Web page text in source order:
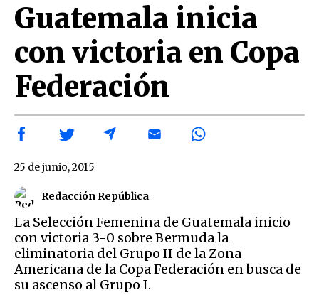
Guatemala inicia
con victoria en Copa
Federación
Redacción República
25 de junio, 2015
La Selección Femenina de Guatemala inicio
con victoria 3-0 sobre Bermuda la
eliminatoria del Grupo II de la Zona
Americana de la Copa Federación en busca de
su ascenso al Grupo I.